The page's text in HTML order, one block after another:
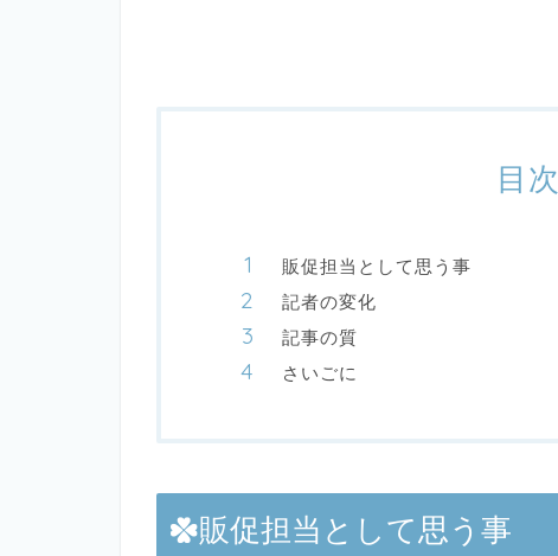
目次
販促担当として思う事
記者の変化
記事の質
さいごに
販促担当として思う事